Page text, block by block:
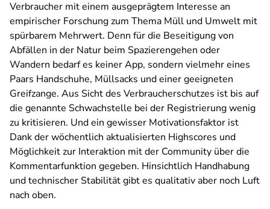
Verbraucher mit einem ausgeprägtem Interesse an
empirischer Forschung zum Thema Müll und Umwelt mit
spürbarem Mehrwert. Denn für die Beseitigung von
Abfällen in der Natur beim Spazierengehen oder
Wandern bedarf es keiner App, sondern vielmehr eines
Paars Handschuhe, Müllsacks und einer geeigneten
Greifzange. Aus Sicht des Verbraucherschutzes ist bis auf
die genannte Schwachstelle bei der Registrierung wenig
zu kritisieren. Und ein gewisser Motivationsfaktor ist
Dank der wöchentlich aktualisierten Highscores und
Möglichkeit zur Interaktion mit der Community über die
Kommentarfunktion gegeben. Hinsichtlich Handhabung
und technischer Stabilität gibt es qualitativ aber noch Luft
nach oben.